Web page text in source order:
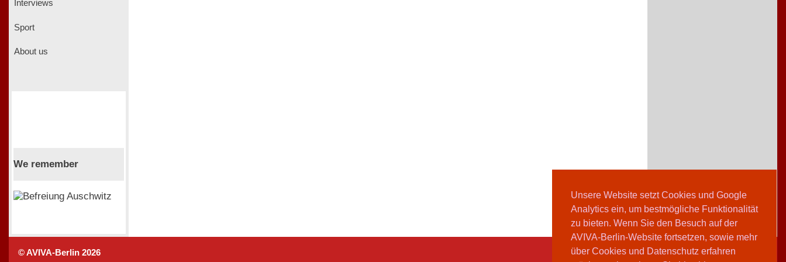
Unsere Website setzt Cookies und Google
Analytics ein, um bestmögliche Funktionalität
zu bieten. Wenn Sie den Besuch auf der
AVIVA-Berlin-Website fortsetzen, sowie mehr
über Cookies und Datenschutz erfahren
Interviews
Sport
About us
We remember
© AVIVA-Berlin 2026